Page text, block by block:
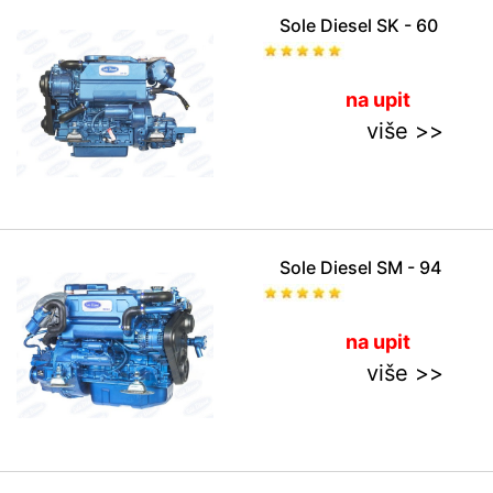
Sole Diesel SK - 60
na upit
više >>
Sole Diesel SM - 94
na upit
više >>